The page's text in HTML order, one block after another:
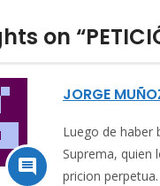
on

JORGE
Luego de haber
Suprema, quien
pricion perpetua.